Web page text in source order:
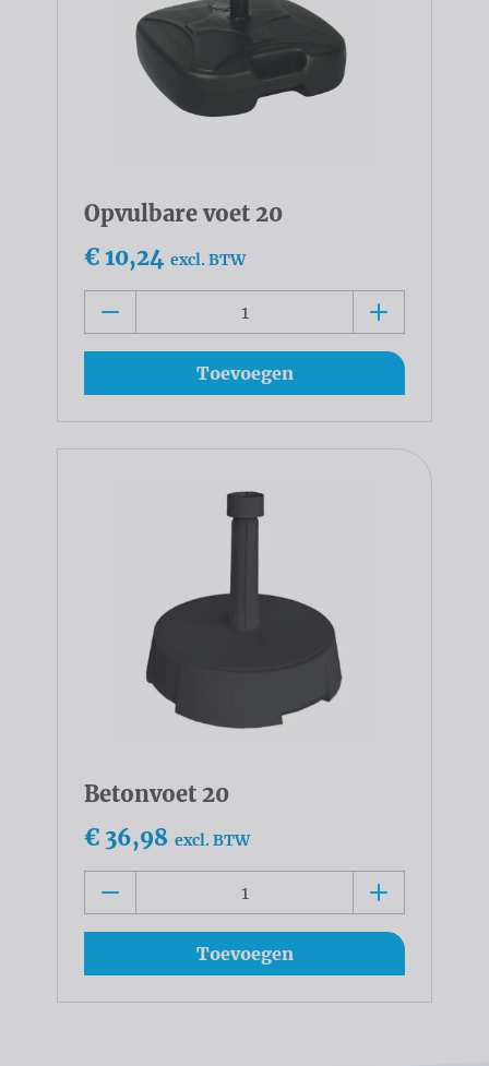
Opvulbare voet 20
€ 10,24 excl. BTW
Toevoegen
Betonvoet 20
€ 36,98 excl. BTW
Toevoegen